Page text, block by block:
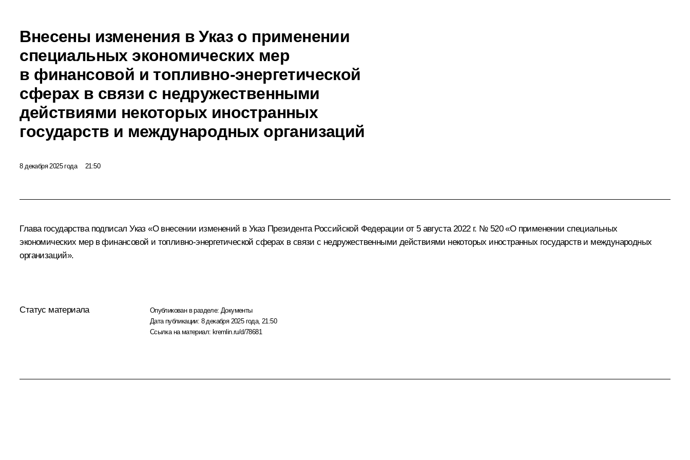
Внесены изменения в Указ о применении
специальных экономических мер
в финансовой и топливно-энергетической
сферах в связи с недружественными
действиями некоторых иностранных
государств и международных организаций
8 декабря 2025 года 21:50
Глава государства подписал Указ «О внесении изменений в Указ Президента Российской Федерации от 5 августа 2022 г. № 520 «О применении специальных
экономических мер в финансовой и топливно-энергетической сферах в связи с недружественными действиями некоторых иностранных государств и международных
организаций».
Статус материала Опубликован в разделе:Документы
Дата публикации: 8 декабря 2025 года, 21:50
Ссылка на материал: kremlin.ru/d/78681